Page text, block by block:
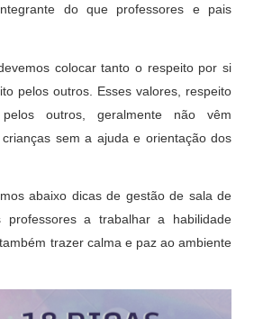
do que professores e pais
colocar tanto o respeito por si
pelos outros. Esses valores, respeito
outros, geralmente não vêm
sem a ajuda e orientação dos
abaixo dicas de gestão de sala de
a trabalhar a habilidade
trazer calma e paz ao ambiente